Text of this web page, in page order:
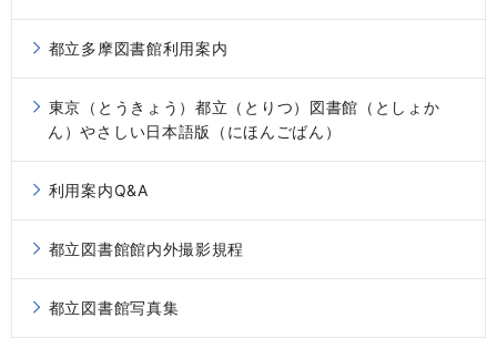
都立多摩図書館利用案内
東京（とうきょう）都立（とりつ）図書館（としょか
ん）やさしい日本語版（にほんごばん）
利用案内Q&A
都立図書館館内外撮影規程
都立図書館写真集